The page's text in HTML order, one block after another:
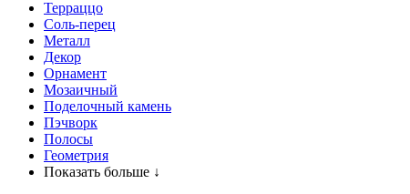
Терраццо
Соль-перец
Металл
Декор
Орнамент
Мозаичный
Поделочный камень
Пэчворк
Полосы
Геометрия
Показать больше ↓